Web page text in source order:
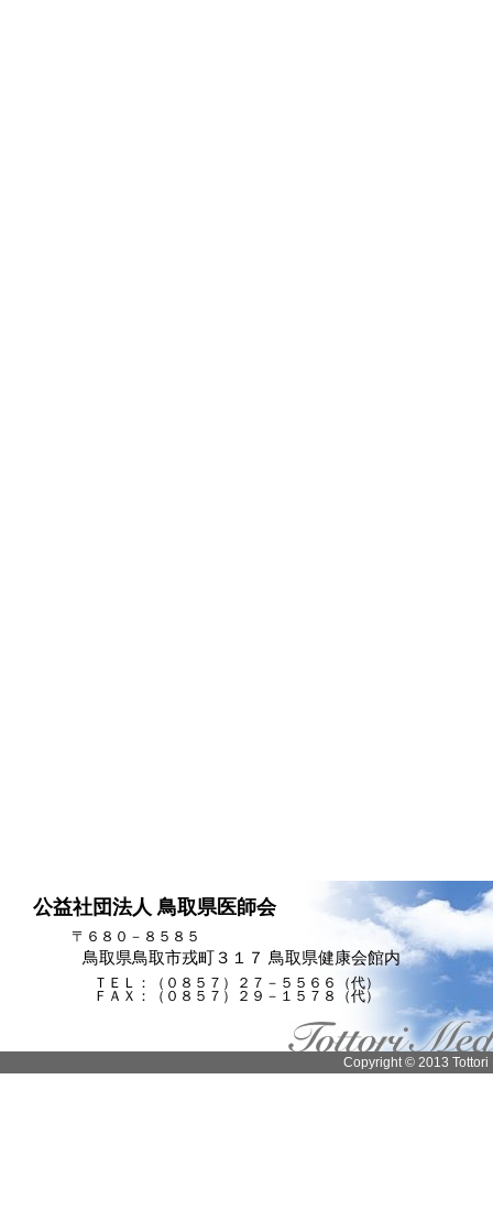
公益社団法人 鳥取県医師会
〒６８０－８５８５
鳥取県鳥取市戎町３１７ 鳥取県健康会館内
ＴＥＬ：（０８５７）２７－５５６６（代）
ＦＡＸ：（０８５７）２９－１５７８（代）
Copyright © 2013 Tottori